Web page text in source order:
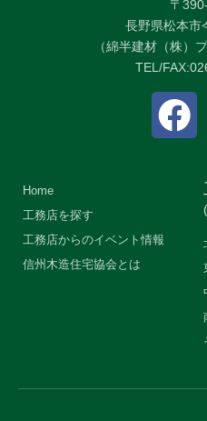
〒
長野県松本市
（綿半建材（株）
TEL/
Home
工務店を探す
工務店からのイベント情報
信州木造住宅協会とは